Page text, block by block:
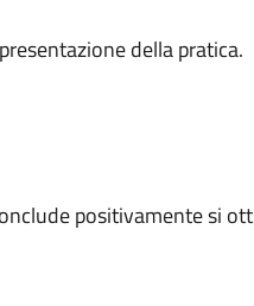
della pratica.
positivamente si